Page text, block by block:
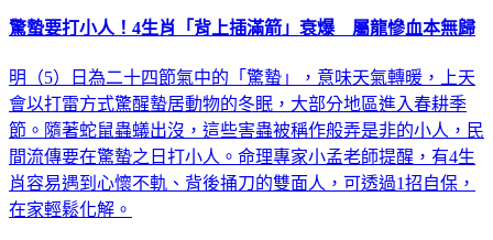
驚蟄要打小人！4生肖「背上插滿箭」衰爆 屬龍慘血本無歸
明（5）日為二十四節氣中的「驚蟄」，意味天氣轉暖，上天
會以打雷方式驚醒蟄居動物的冬眠，大部分地區進入春耕季
節。隨著蛇鼠蟲蟻出沒，這些害蟲被稱作般弄是非的小人，民
間流傳要在驚蟄之日打小人。命理專家小孟老師提醒，有4生
肖容易遇到心懷不軌、背後捅刀的雙面人，可透過1招自保，
在家輕鬆化解。